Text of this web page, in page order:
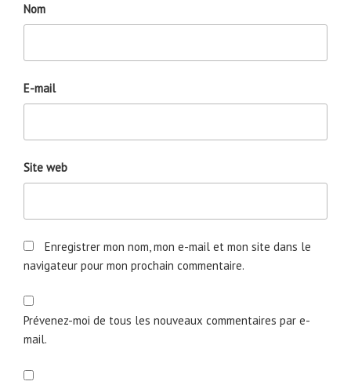
Nom
E-mail
Site web
Enregistrer mon nom, mon e-mail et mon site dans le
navigateur pour mon prochain commentaire.
Prévenez-moi de tous les nouveaux commentaires par e-
mail.